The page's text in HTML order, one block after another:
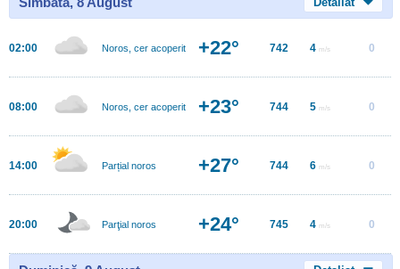
02:00 Noros, cer acoperit +22° 742 4 m/s 0
08:00 Noros, cer acoperit +23° 744 5 m/s 0
14:00 Parțial noros +27° 744 6 m/s 0
20:00 Parţial noros +24° 745 4 m/s 0